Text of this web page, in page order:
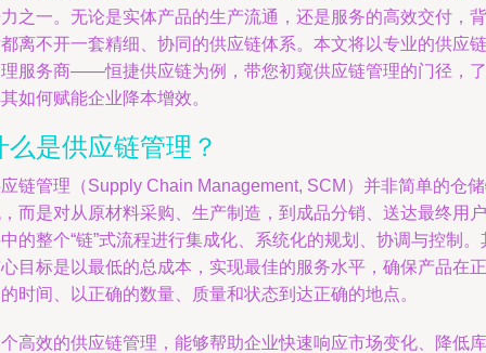
之一。无论是实体产品的生产流通，还是服务的高效交付，背
离不开一套精细、协同的供应链体系。本文将以专业的供应链
服务商——恒捷供应链为例，带您初窥供应链管理的门径，了
如何赋能企业降本增效。
么是供应链管理？
链管理（Supply Chain Management, SCM）并非简单的仓
而是对从原材料采购、生产制造，到成品分销、送达最终用户
的整个“链”式流程进行集成化、系统化的规划、协调与控制。
目标是以最低的总成本，实现最佳的服务水平，确保产品在正
时间、以正确的数量、质量和状态到达正确的地点。
高效的供应链管理，能够帮助企业快速响应市场变化、降低库